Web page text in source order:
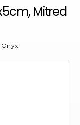
Mitred
Onyx